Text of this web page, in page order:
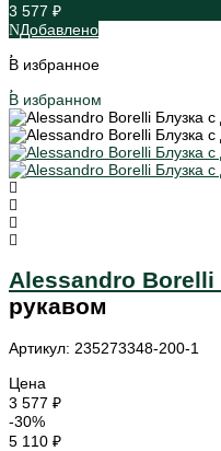
3 577 ₽
Добавлено
В избранное
В избранном
Alessandro Borelli
рукавом
Артикул: 235273348-200-1
Цена
3 577 ₽
-30%
5 110 ₽